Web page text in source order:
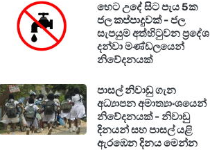
හෙට උදේ සිට පැය 5ක
ජල කප්පාදුවක් - ජල
සැපයුම අත්හිටුවන ප්‍රදේශ
දන්වා මණ්ඩලයෙන්
නිවේදනයක්
පාසල් නිවාඩු ගැන
අධ්‍යාපන අමාත්‍යාංශයෙන්
නිවේදනයක් - නිවාඩු
දිනයන් සහ පාසල් යළි
ඇරඹෙන දිනය මෙන්න